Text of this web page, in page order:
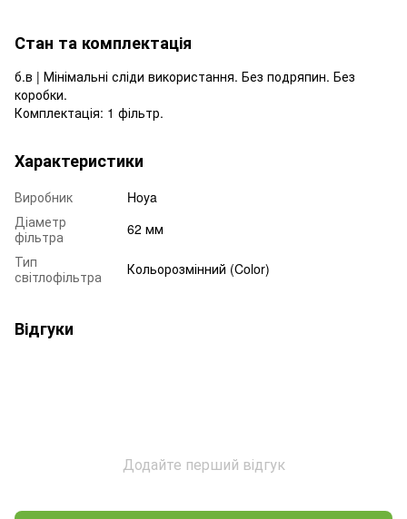
Стан та комплектація
б.в | Мінімальні сліди використання. Без подряпин. Без
коробки.
Комплектація: 1 фільтр.
Характеристики
Виробник
Hoya
Діаметр
фільтра
62 мм
Тип
світлофільтра
Кольорозмінний (Color)
Відгуки
Додайте перший відгук